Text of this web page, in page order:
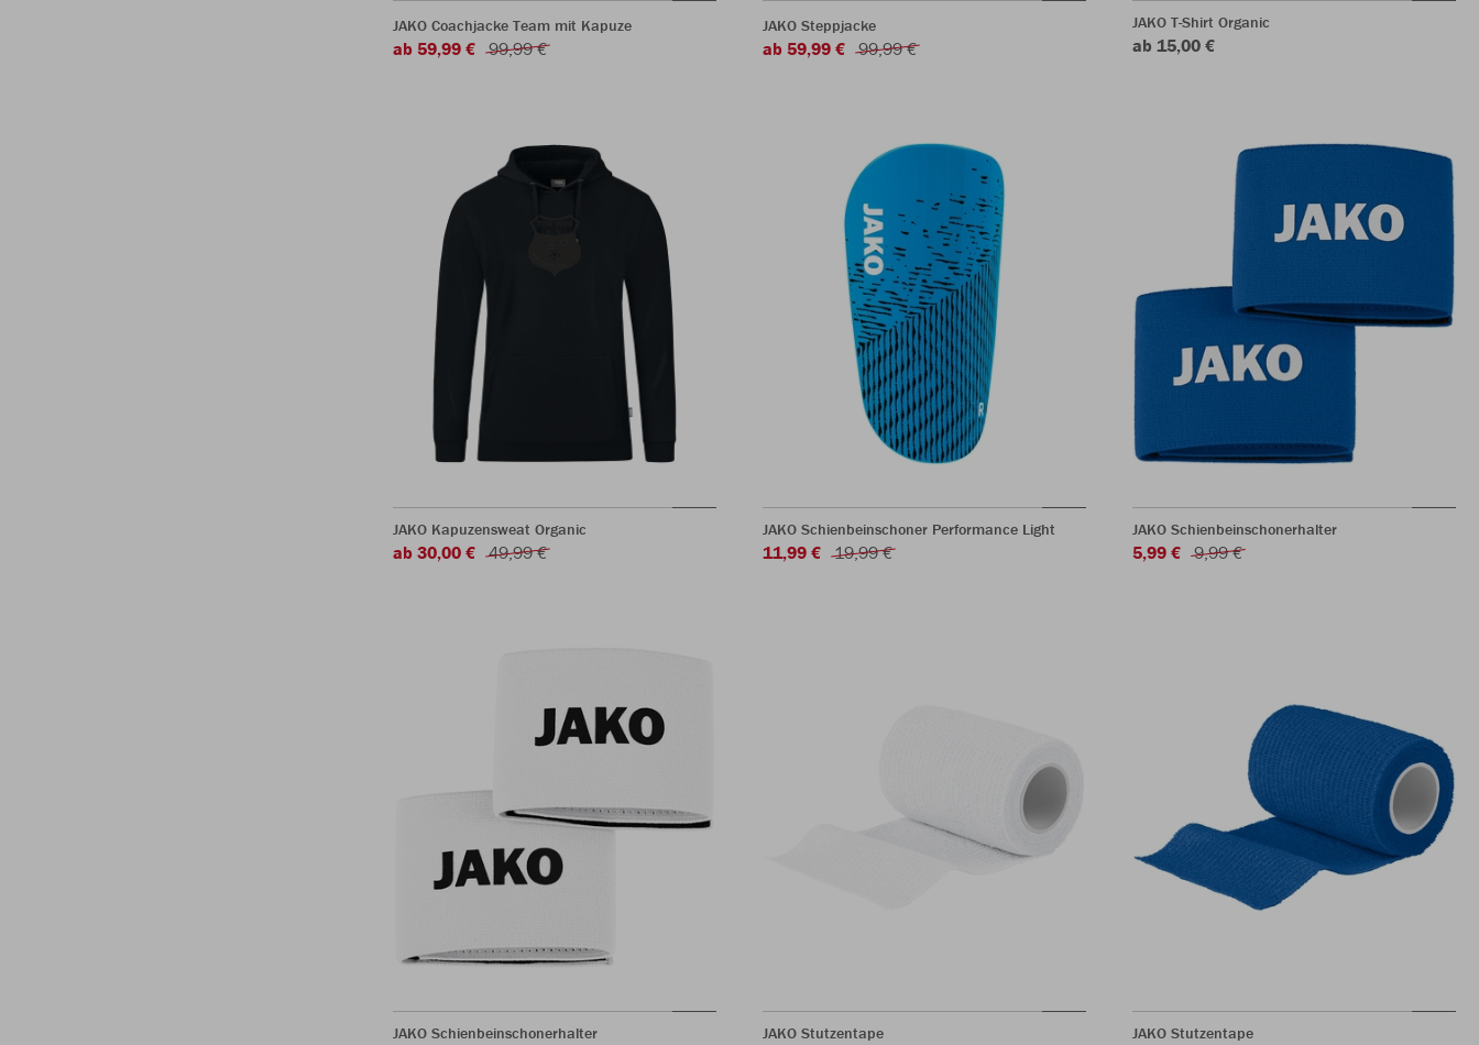
JAKO Coachjacke Team mit Kapuze
ab 59,99 € 99,99 €
JAKO Steppjacke
ab 59,99 € 99,99 €
JAKO T-Shirt Organic
ab 15,00 €
JAKO Kapuzensweat Organic
ab 30,00 € 49,99 €
JAKO Schienbeinschoner Performance Light
11,99 € 19,99 €
JAKO Schienbeinschonerhalter
5,99 € 9,99 €
JAKO Schienbeinschonerhalter JAKO Stutzentape JAKO Stutzentape